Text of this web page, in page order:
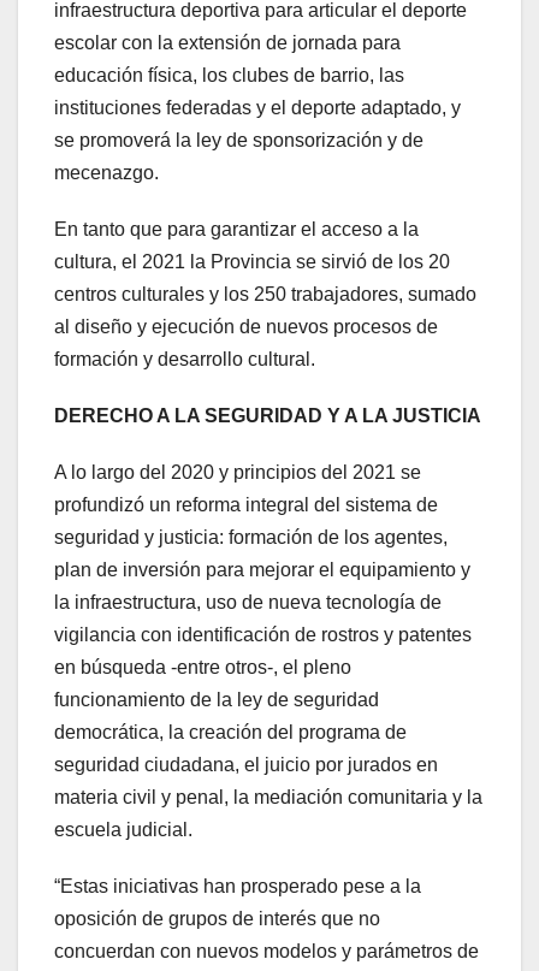
infraestructura deportiva para articular el deporte
escolar con la extensión de jornada para
educación física, los clubes de barrio, las
instituciones federadas y el deporte adaptado, y
se promoverá la ley de sponsorización y de
mecenazgo.
En tanto que para garantizar el acceso a la
cultura, el 2021 la Provincia se sirvió de los 20
centros culturales y los 250 trabajadores, sumado
al diseño y ejecución de nuevos procesos de
formación y desarrollo cultural.
DERECHO A LA SEGURIDAD Y A LA JUSTICIA
A lo largo del 2020 y principios del 2021 se
profundizó un reforma integral del sistema de
seguridad y justicia: formación de los agentes,
plan de inversión para mejorar el equipamiento y
la infraestructura, uso de nueva tecnología de
vigilancia con identificación de rostros y patentes
en búsqueda -entre otros-, el pleno
funcionamiento de la ley de seguridad
democrática, la creación del programa de
seguridad ciudadana, el juicio por jurados en
materia civil y penal, la mediación comunitaria y la
escuela judicial.
“Estas iniciativas han prosperado pese a la
oposición de grupos de interés que no
concuerdan con nuevos modelos y parámetros de